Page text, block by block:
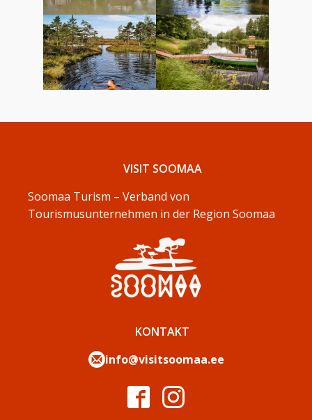
VISIT SOOMAA
Soomaa Turism – Verband von
Tourismusunternehmen in der Region Soomaa
KONTAKT
info@visitsoomaa.ee